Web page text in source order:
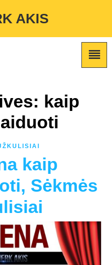
content/themes/marketing-
AKIS
kaip
kaip
Sėkmės